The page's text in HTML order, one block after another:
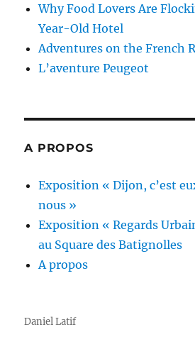
Why Food Lovers Are
Year-Old Hotel
Adventures on the French
L’aventure Peugeot
A PROPOS
Exposition « Dijon, c’est
nous »
Exposition « Regards
au Square des Batignolles
A propos
Daniel Latif